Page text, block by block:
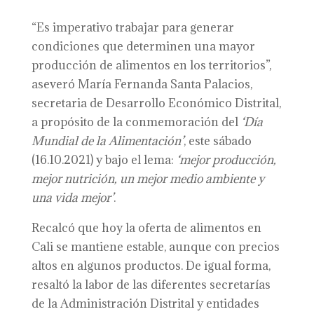
“Es imperativo trabajar para generar
condiciones que determinen una mayor
producción de alimentos en los territorios”,
aseveró María Fernanda Santa Palacios,
secretaria de Desarrollo Económico Distrital,
a propósito de la conmemoración del ‘Día
Mundial de la Alimentación’, este sábado
(16.10.2021) y bajo el lema: ‘mejor producción,
mejor nutrición, un mejor medio ambiente y
una vida mejor’.
Recalcó que hoy la oferta de alimentos en
Cali se mantiene estable, aunque con precios
altos en algunos productos. De igual forma,
resaltó la labor de las diferentes secretarías
de la Administración Distrital y entidades